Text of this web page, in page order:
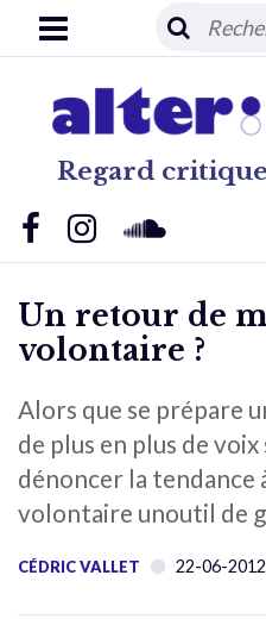
Regard critique
Un retour de
volontaire ?
Alors que se prépare
de plus en plus de
dénoncer la
volontaire unoutil de
CÉDRIC VALLET 22-06-2012